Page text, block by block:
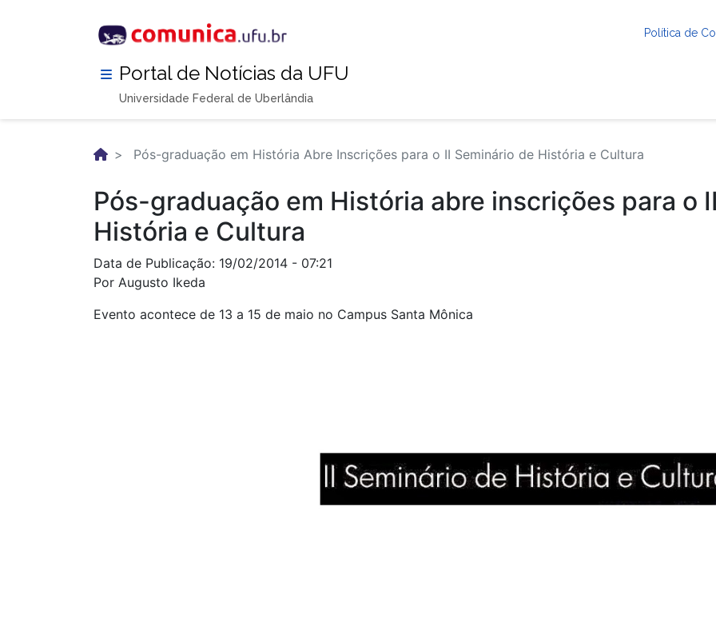
Política de
Portal de Notícias da UFU
Universidade Federal de Uberlândia
Pós-graduação em História Abre Inscrições para o II Seminário de História e Cultura
Pós-graduação em História abre inscrições para o
História e Cultura
Data de Publicação: 19/02/2014 - 07:21
Por Augusto Ikeda
Evento acontece de 13 a 15 de maio no Campus Santa Mônica